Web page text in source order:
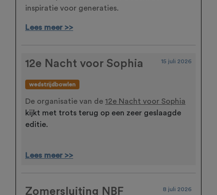
inspiratie voor generaties.
Lees meer >>
12e Nacht voor Sophia 15 juli 2026
wedstrijdbowlen
De organisatie van de 12e Nacht voor Sophia
kijkt met trots terug op een zeer geslaagde
editie.
Lees meer >>
Zomersluiting NBF 8 juli 2026